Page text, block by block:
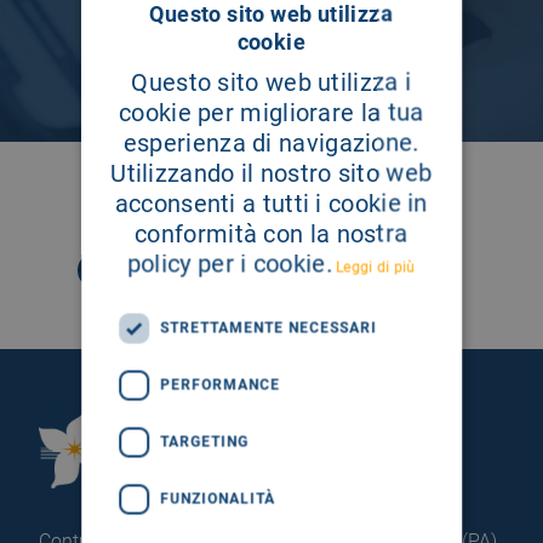
SEGUICI SU
Fondazione Istituto
G.Giglio di Cefalù
Questo sito web utilizza
cookie
Questo sito web utilizza i
cookie per migliorare la tua
esperienza di navigazione.
Utilizzando il nostro sito web
acconsenti a tutti i cookie in
conformità con la nostra
policy per i cookie. Leggi di più
STRETTAMENTE NECESSARI
PERFORMANCE
TARGETING
FUNZIONALITÀ